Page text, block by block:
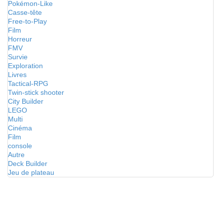
Pokémon-Like
Casse-tête
Free-to-Play
Film
Horreur
FMV
Survie
Exploration
Livres
Tactical-RPG
Twin-stick shooter
City Builder
LEGO
Multi
Cinéma
Film
console
Autre
Deck Builder
Jeu de plateau